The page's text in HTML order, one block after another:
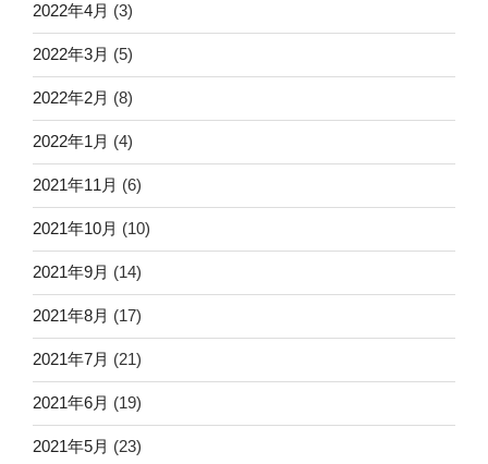
2022年4月 (3)
2022年3月 (5)
2022年2月 (8)
2022年1月 (4)
2021年11月 (6)
2021年10月 (10)
2021年9月 (14)
2021年8月 (17)
2021年7月 (21)
2021年6月 (19)
2021年5月 (23)